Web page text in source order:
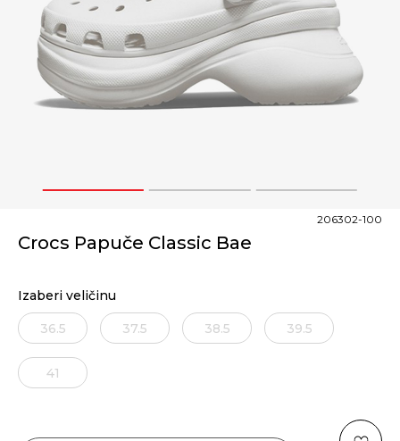
1 2 3
Crocs Papuče Classic Bae
206302-100
Izaberi veličinu
36.5 37.5 38.5 39.5
41